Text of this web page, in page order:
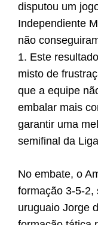
disputou um
Independiente
não
1. Este
misto de
que a equipe
embalar mais
garantir uma
semifinal da
No embate, o
formação 3-5-2,
uruguaio Jorge